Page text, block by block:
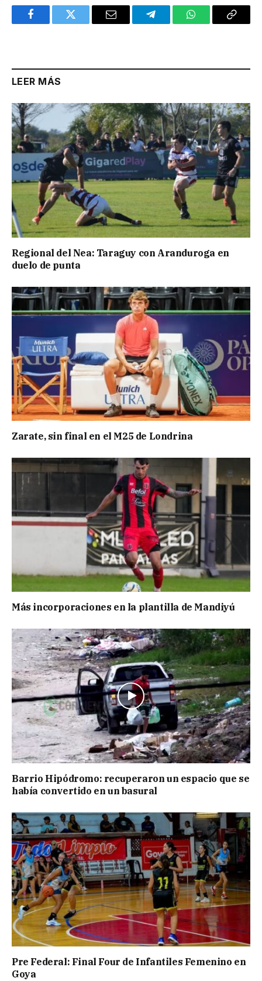
FacebookTwitter Email TelegramWhatsAppCopy
LEER MÁS
Regional del Nea: Taraguy con Aranduroga en
duelo de punta
Zarate, sin final en el M25 de Londrina
Más incorporaciones en la plantilla de Mandiyú
Barrio Hipódromo: recuperaron un espacio que se
había convertido en un basural
Pre Federal: Final Four de Infantiles Femenino en
Goya